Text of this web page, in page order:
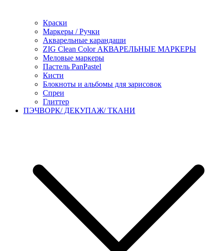
Краски
Маркеры / Ручки
Акварельные карандаши
ZIG Clean Color АКВАРЕЛЬНЫЕ МАРКЕРЫ
Меловые маркеры
Пастель PanPastel
Кисти
Блокноты и альбомы для зарисовок
Спреи
Глиттер
ПЭЧВОРК/ ДЕКУПАЖ/ ТКАНИ